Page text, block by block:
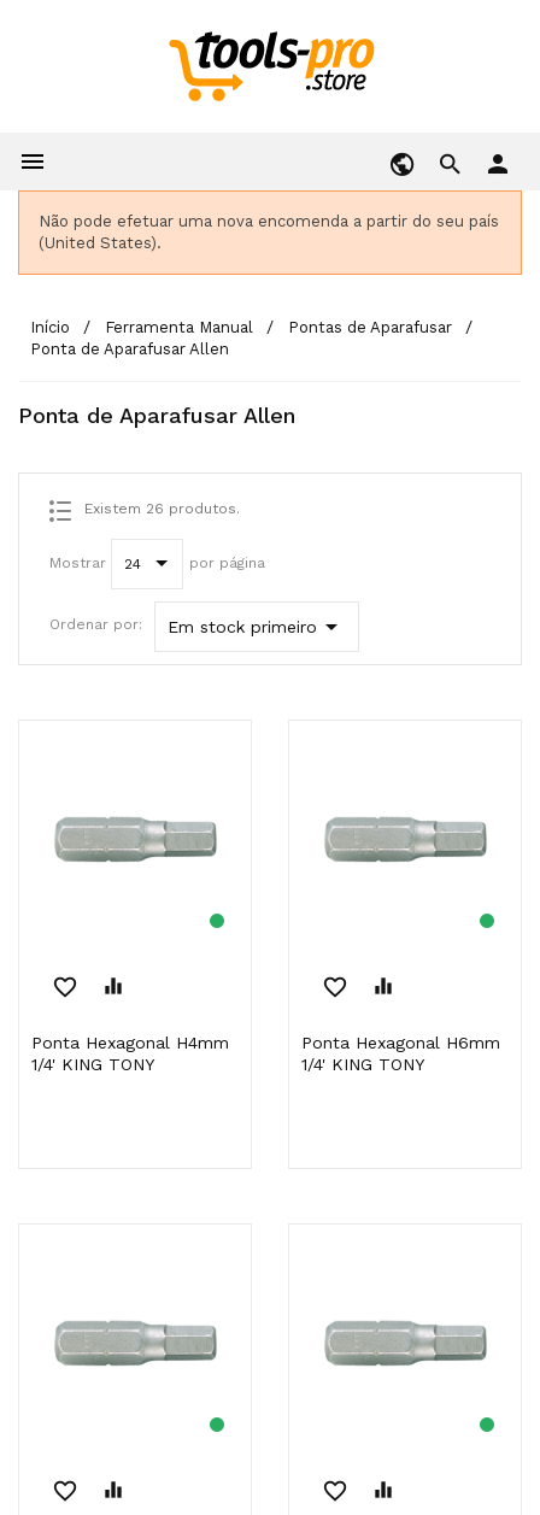
 person
Não pode efetuar uma nova encomenda a partir do seu país
(United States).
Início Ferramenta Manual
Pontas de Aparafusar
Ponta de Aparafusar Allen
Ponta de Aparafusar Allen
Existem 26 produtos.
Mostrar 24 por página
Ordenar por: Em stock primeiro 
favorite_border equalizer
Ponta Hexagonal H4mm
1/4' KING TONY
favorite_border equalizer
Ponta Hexagonal H6mm
1/4' KING TONY
favorite_border equalizer favorite_border equalizer